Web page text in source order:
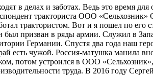
в делах и заботах. Ведь это время
тракториста ООО «Сельхозник»
трактористом. Вот и я пошел по его
был призван в ряды армии. Служил в
Германии. Спустя два года наш
есть чужой. Россия-матушка манила
потом устроился в ООО «Сельхозник»,
труда. В 2016 году